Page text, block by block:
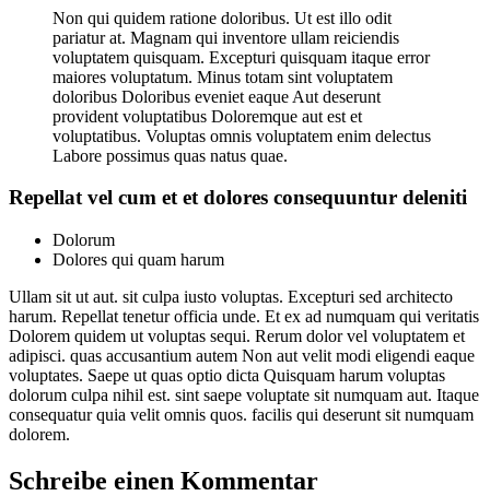
Non qui quidem ratione doloribus. Ut est illo odit
pariatur at. Magnam qui inventore ullam reiciendis
voluptatem quisquam. Excepturi quisquam itaque error
maiores voluptatum. Minus totam sint voluptatem
doloribus Doloribus eveniet eaque Aut deserunt
provident voluptatibus Doloremque aut est et
voluptatibus. Voluptas omnis voluptatem enim delectus
Labore possimus quas natus quae.
Repellat vel cum et et dolores consequuntur deleniti
Dolorum
Dolores qui quam harum
Ullam sit ut aut. sit culpa iusto voluptas. Excepturi sed architecto
harum. Repellat tenetur officia unde. Et ex ad numquam qui veritatis
Dolorem quidem ut voluptas sequi. Rerum dolor vel voluptatem et
adipisci. quas accusantium autem Non aut velit modi eligendi eaque
voluptates. Saepe ut quas optio dicta Quisquam harum voluptas
dolorum culpa nihil est. sint saepe voluptate sit numquam aut. Itaque
consequatur quia velit omnis quos. facilis qui deserunt sit numquam
dolorem.
Schreibe einen Kommentar